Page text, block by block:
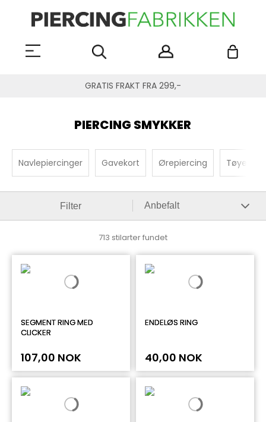
GRATIS FRAKT FRA 299,-
PIERCING SMYKKER
Navlepiercinger Gavekort Ørepiercing Tøye ut
Filter
713 stilarter fundet
SEGMENT RING MED
CLICKER
107,00 NOK
ENDELØS RING
40,00 NOK